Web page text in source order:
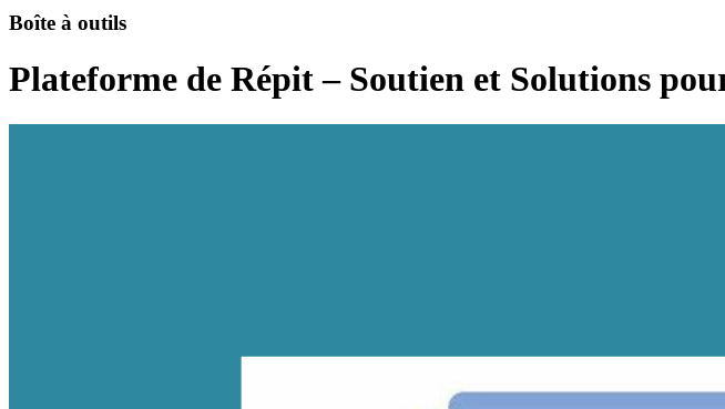
Boîte à outils
Plateforme de Répit – Soutien et Solutions